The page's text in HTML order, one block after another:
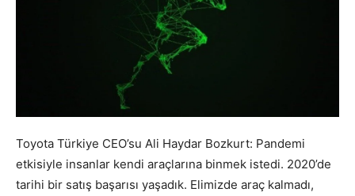
Toyota Türkiye CEO’su Ali Haydar Bozkurt: Pandemi
etkisiyle insanlar kendi araçlarına binmek istedi. 2020’de
tarihi bir satış başarısı yaşadık. Elimizde araç kalmadı,